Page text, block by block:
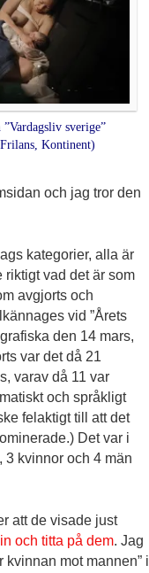
sverige”
Kontinent)
och jag tror den
kategorier, alla är
riktigt vad det är som
avgjorts och
vid ”Årets
den 14 mars,
var det då 21
varav då 11 var
och språkligt
felaktigt till att det
Det var i
3 kvinnor och 4 män
att de visade just
och titta på dem. Jag
kvinnan mot mannen” i